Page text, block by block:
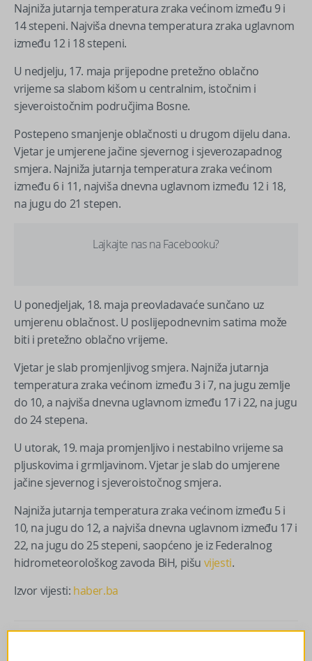
Najniža jutarnja temperatura zraka većinom između 9 i
14 stepeni. Najviša dnevna temperatura zraka uglavnom
između 12 i 18 stepeni.
U nedjelju, 17. maja prijepodne pretežno oblačno
vrijeme sa slabom kišom u centralnim, istočnim i
sjeveroistočnim područjima Bosne.
Postepeno smanjenje oblačnosti u drugom dijelu dana.
Vjetar je umjerene jačine sjevernog i sjeverozapadnog
smjera. Najniža jutarnja temperatura zraka većinom
između 6 i 11, najviša dnevna uglavnom između 12 i 18,
na jugu do 21 stepen.
Lajkajte nas na Facebooku?
U ponedjeljak, 18. maja preovladavaće sunčano uz
umjerenu oblačnost. U poslijepodnevnim satima može
biti i pretežno oblačno vrijeme.
Vjetar je slab promjenljivog smjera. Najniža jutarnja
temperatura zraka većinom između 3 i 7, na jugu zemlje
do 10, a najviša dnevna uglavnom između 17 i 22, na jugu
do 24 stepena.
U utorak, 19. maja promjenljivo i nestabilno vrijeme sa
pljuskovima i grmljavinom. Vjetar je slab do umjerene
jačine sjevernog i sjeveroistočnog smjera.
Najniža jutarnja temperatura zraka većinom između 5 i
10, na jugu do 12, a najviša dnevna uglavnom između 17 i
22, na jugu do 25 stepeni, saopćeno je iz Federalnog
hidrometeorološkog zavoda BiH, pišu vijesti.
Izvor vijesti: haber.ba